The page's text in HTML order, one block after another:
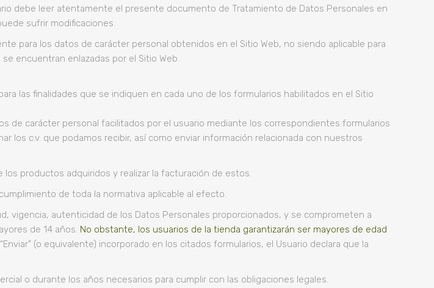
debe leer atentamente el presente documento de Tratamiento de Datos Personales en
sufrir modificaciones.
para los datos de carácter personal obtenidos en el Sitio Web, no siendo aplicable para
encuentran enlazadas por el Sitio Web.
las finalidades que se indiquen en cada uno de los formularios habilitados en el Sitio
de carácter personal facilitados por el usuario mediante los correspondientes formularios
los c.v. que podamos recibir, así como enviar información relacionada con nuestros
productos adquiridos y realizar la facturación de estos.
de toda la normativa aplicable al efecto.
vigencia, autenticidad de los Datos Personales proporcionados, y se comprometen a
de 14 años. No obstante, los usuarios de la tienda garantizarán ser mayores de edad
(o equivalente) incorporado en los citados formularios, el Usuario declara que la
o durante los años necesarios para cumplir con las obligaciones legales.